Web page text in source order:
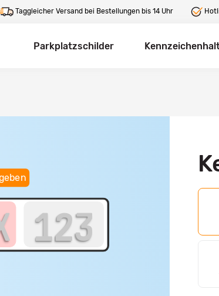
Taggleicher Versand bei Bestellungen bis 14 Uhr
Parkplatzschilder